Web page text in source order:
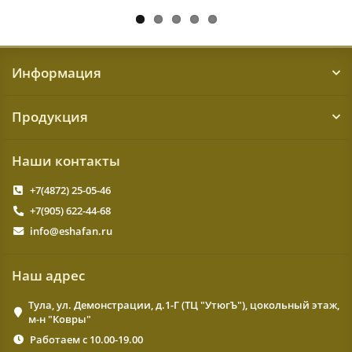
Информация
Продукция
Наши контакты
+7(4872) 25-05-46
+7(905) 622-44-68
info@eshafan.ru
Наш адрес
Тула, ул. Демонстрации, д.1-Г (ТЦ "УтюгЪ"), цокольный этаж,
м-н "Ковры"
Работаем с 10.00-19.00